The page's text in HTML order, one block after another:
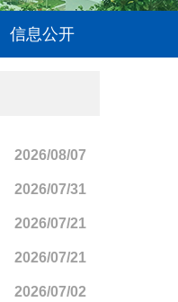
信息公开
2026/08/07
2026/07/31
2026/07/21
2026/07/21
2026/07/02